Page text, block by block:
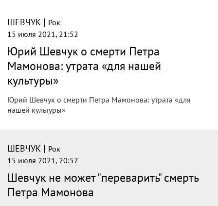
ШЕВЧУК | Рок
15 июля 2021, 21:52
Юрий Шевчук о смерти Петра
Мамонова: утрата «для нашей
культуры»
Юрий Шевчук о смерти Петра Мамонова: утрата «для
нашей культуры»
ШЕВЧУК | Рок
15 июля 2021, 20:57
Шевчук не может "переварить" смерть
Петра Мамонова